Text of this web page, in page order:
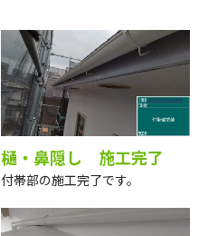
樋・鼻隠し 施工完了
付帯部の施工完了です。